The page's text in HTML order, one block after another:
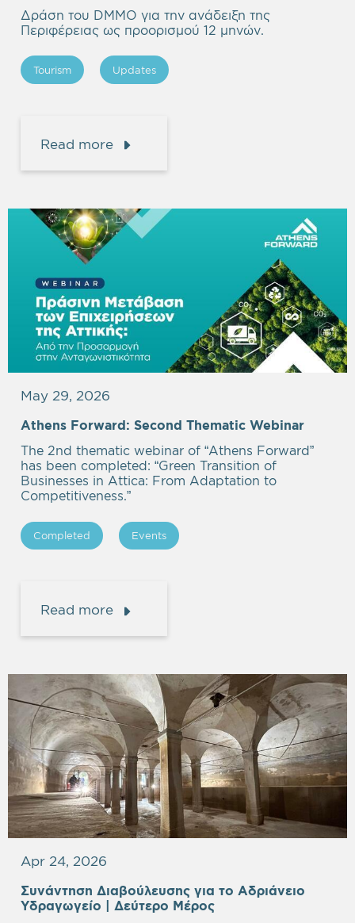
Δράση του DMMO για την ανάδειξη της
Περιφέρειας ως προορισμού 12 μηνών.
Tourism Updates
Read more
May 29, 2026
Athens Forward: Second Thematic Webinar
The 2nd thematic webinar of “Athens Forward”
has been completed: “Green Transition of
Businesses in Attica: From Adaptation to
Competitiveness.”
Completed Events
Read more
Apr 24, 2026
Συνάντηση Διαβούλευσης για το Αδριάνειο
Υδραγωγείο | Δεύτερο Μέρος